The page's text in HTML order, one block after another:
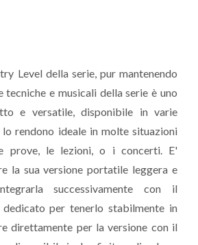
Level della serie, pur mantenendo
e musicali della serie è uno
e versatile, disponibile in varie
rendono ideale in molte situazioni
prove, le lezioni, o i concerti. E'
la sua versione portatile leggera e
successivamente con il
per tenerlo stabilmente in
direttamente per la versione con il